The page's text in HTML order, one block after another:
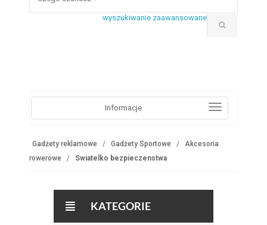
wyszukiwanie zaawansowane
Informacje
Gadżety reklamowe Gadżety Sportowe
Akcesoria
rowerowe
Swiatelko bezpieczenstwa
KATEGORIE